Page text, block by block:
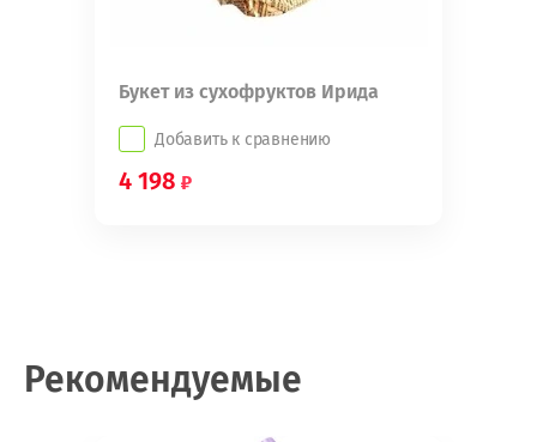
Рекомендуемые
Букет из сухофруктов Ирида
Добавить к сравнению
4 198